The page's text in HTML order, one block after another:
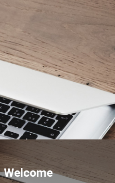
Welcome